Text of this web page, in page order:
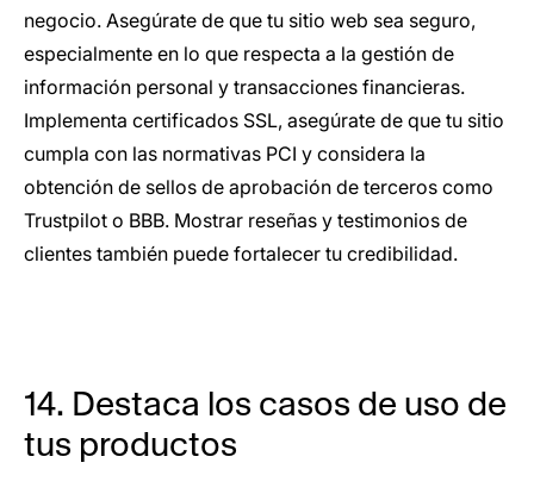
negocio. Asegúrate de que tu sitio web sea seguro,
especialmente en lo que respecta a la gestión de
información personal y transacciones financieras.
Implementa certificados SSL, asegúrate de que tu sitio
cumpla con las normativas PCI y considera la
obtención de sellos de aprobación de terceros como
Trustpilot o BBB. Mostrar reseñas y testimonios de
clientes también puede fortalecer tu credibilidad.
14. Destaca los casos de uso de
tus productos